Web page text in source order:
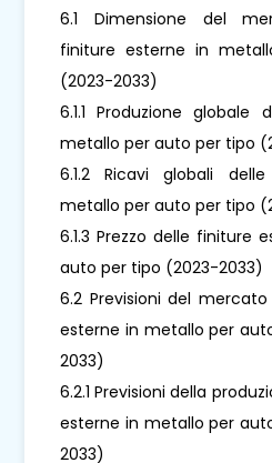
6.1 Dimensione del
finiture esterne in
(2023-2033)
6.1.1 Produzione
metallo per auto per tipo
6.1.2 Ricavi globali
metallo per auto per tipo
6.1.3 Prezzo delle finiture
auto per tipo (2023-2033)
6.2 Previsioni del
esterne in metallo per
2033)
6.2.1 Previsioni della
esterne in metallo per
2033)